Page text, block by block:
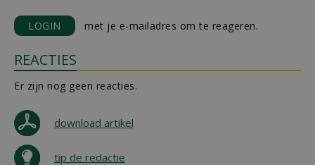
LOGIN met je e-mailadres om te reageren.
REACTIES
Er zijn nog geen reacties.
download artikel
tip de redactie